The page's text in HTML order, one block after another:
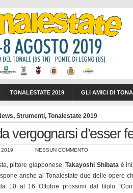
TONALESTATE 2019 GLI AMICI DI
, Strumenti, Tonalestate 2019
vergognarsi d’esser
2019 NESSUN COMMENTO
pittore giapponese,Takayoshi Shibata è
anche al Tonalestate due delle opere
10 al 16 Ottobre prossimi dal titolo